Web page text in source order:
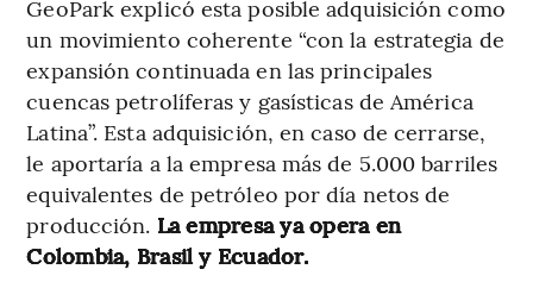
GeoPark explicó esta posible adquisición como
un movimiento coherente “con la estrategia de
expansión continuada en las principales
cuencas petrolíferas y gasísticas de América
Latina”. Esta adquisición, en caso de cerrarse,
le aportaría a la empresa más de 5.000 barriles
equivalentes de petróleo por día netos de
producción. La empresa ya opera en
Colombia, Brasil y Ecuador.